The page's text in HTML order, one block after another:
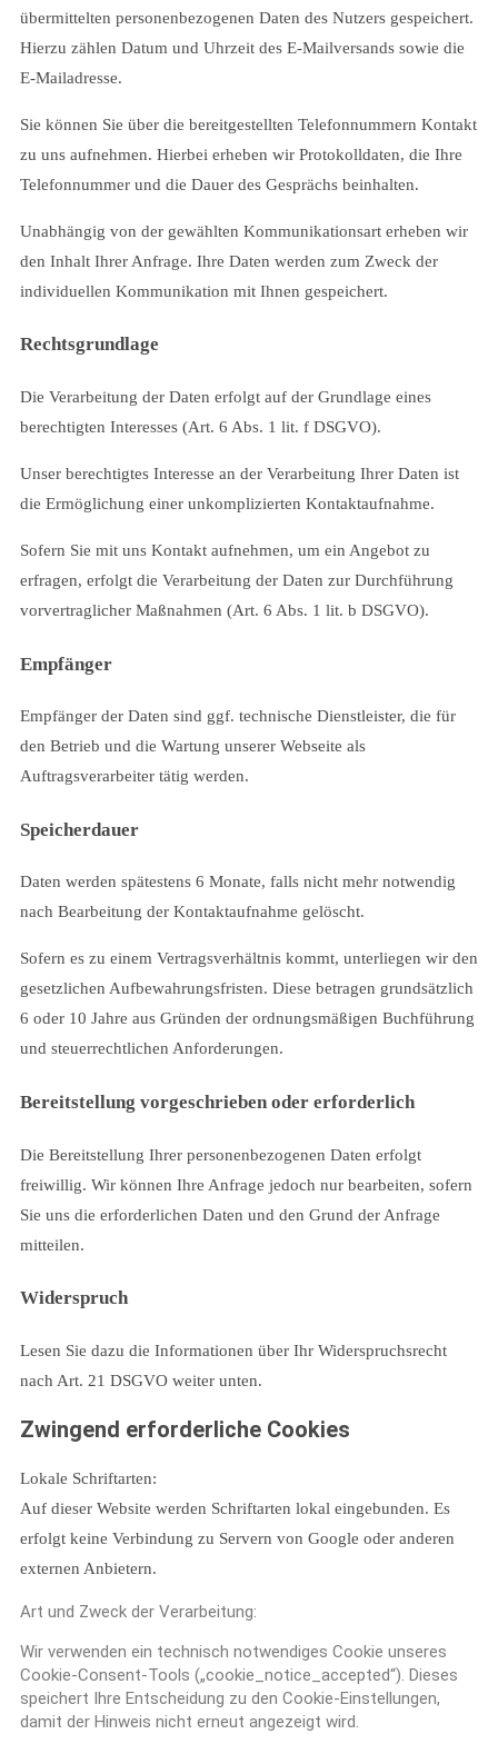
übermittelten personenbezogenen Daten des Nutzers gespeichert.
Hierzu zählen Datum und Uhrzeit des E-Mailversands sowie die
E-Mailadresse.
Sie können Sie über die bereitgestellten Telefonnummern Kontakt
zu uns aufnehmen. Hierbei erheben wir Protokolldaten, die Ihre
Telefonnummer und die Dauer des Gesprächs beinhalten.
Unabhängig von der gewählten Kommunikationsart erheben wir
den Inhalt Ihrer Anfrage. Ihre Daten werden zum Zweck der
individuellen Kommunikation mit Ihnen gespeichert.
Rechtsgrundlage
Die Verarbeitung der Daten erfolgt auf der Grundlage eines
berechtigten Interesses (Art. 6 Abs. 1 lit. f DSGVO).
Unser berechtigtes Interesse an der Verarbeitung Ihrer Daten ist
die Ermöglichung einer unkomplizierten Kontaktaufnahme.
Sofern Sie mit uns Kontakt aufnehmen, um ein Angebot zu
erfragen, erfolgt die Verarbeitung der Daten zur Durchführung
vorvertraglicher Maßnahmen (Art. 6 Abs. 1 lit. b DSGVO).
Empfänger
Empfänger der Daten sind ggf. technische Dienstleister, die für
den Betrieb und die Wartung unserer Webseite als
Auftragsverarbeiter tätig werden.
Speicherdauer
Daten werden spätestens 6 Monate, falls nicht mehr notwendig
nach Bearbeitung der Kontaktaufnahme gelöscht.
Sofern es zu einem Vertragsverhältnis kommt, unterliegen wir den
gesetzlichen Aufbewahrungsfristen. Diese betragen grundsätzlich
6 oder 10 Jahre aus Gründen der ordnungsmäßigen Buchführung
und steuerrechtlichen Anforderungen.
Bereitstellung vorgeschrieben oder erforderlich
Die Bereitstellung Ihrer personenbezogenen Daten erfolgt
freiwillig. Wir können Ihre Anfrage jedoch nur bearbeiten, sofern
Sie uns die erforderlichen Daten und den Grund der Anfrage
mitteilen.
Widerspruch
Lesen Sie dazu die Informationen über Ihr Widerspruchsrecht
nach Art. 21 DSGVO weiter unten.
Zwingend erforderliche Cookies
Lokale Schriftarten:
Auf dieser Website werden Schriftarten lokal eingebunden. Es
erfolgt keine Verbindung zu Servern von Google oder anderen
externen Anbietern.
Art und Zweck der Verarbeitung:
Wir verwenden ein technisch notwendiges Cookie unseres
Cookie-Consent-Tools („cookie_notice_accepted“). Dieses
speichert Ihre Entscheidung zu den Cookie-Einstellungen,
damit der Hinweis nicht erneut angezeigt wird.